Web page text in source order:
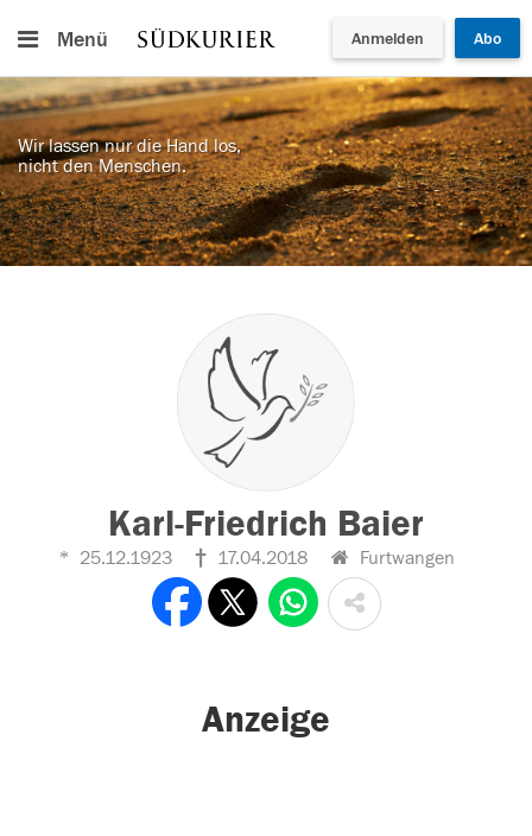
Menü Anmelden Abo
Wir lassen nur die Hand los,
nicht den Menschen.
Karl-Friedrich Baier
25.12.1923 17.04.2018 Furtwangen
Anzeige